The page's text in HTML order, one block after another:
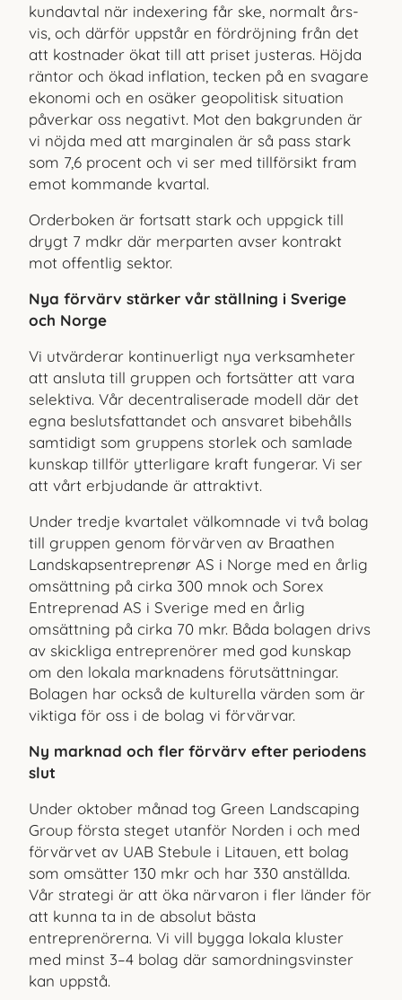
kundavtal när indexering får ske, normalt års­
vis, och därför uppstår en fördröjning från det
att kostnader ökat till att priset justeras. Höjda
räntor och ökad inflation, tecken på en svagare
ekonomi och en osäker geopolitisk situation
påverkar oss negativt. Mot den bakgrunden är
vi nöjda med att marginalen är så pass stark
som 7,6 procent och vi ser med tillförsikt fram
emot kommande kvartal.
Orderboken är fortsatt stark och uppgick till
drygt 7 mdkr där merparten avser kontrakt
mot offentlig sektor.
Nya förvärv stärker vår ställning i Sverige
och Norge
Vi utvärderar kontinuerligt nya verksamheter
att ansluta till gruppen och fortsätter att vara
selektiva. Vår decentraliserade modell där det
egna beslutsfattandet och ansvaret bibehålls
samtidigt som gruppens storlek och samlade
kunskap tillför ytterligare kraft fungerar. Vi ser
att vårt erbjudande är attraktivt.
Under tredje kvartalet välkomnade vi två bolag
till gruppen genom förvärven av Braathen
Landskapsentreprenør AS i Norge med en årlig
omsättning på cirka 300 mnok och Sorex
Entreprenad AS i Sverige med en årlig
omsättning på cirka 70 mkr. Båda bolagen drivs
av skickliga entreprenörer med god kunskap
om den lokala marknadens förutsättningar.
Bolagen har också de kulturella värden som är
viktiga för oss i de bolag vi förvärvar.
Ny marknad och fler förvärv efter periodens
slut
Under oktober månad tog Green Landscaping
Group första steget utanför Norden i och med
förvärvet av UAB Stebule i Litauen, ett bolag
som omsätter 130 mkr och har 330 anställda.
Vår strategi är att öka närvaron i fler länder för
att kunna ta in de absolut bästa
entreprenörerna. Vi vill bygga lokala kluster
med minst 3–4 bolag där samordningsvinster
kan uppstå.